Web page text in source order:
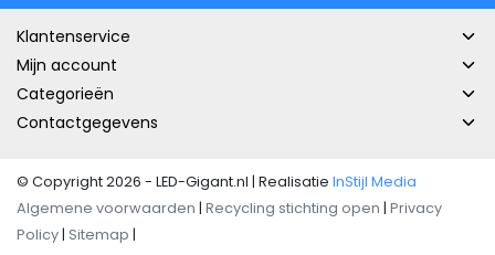
Klantenservice
Mijn account
Categorieën
Contactgegevens
© Copyright 2026 - LED-Gigant.nl | Realisatie InStijl Media
Algemene voorwaarden | Recycling stichting open | Privacy
Policy | Sitemap |